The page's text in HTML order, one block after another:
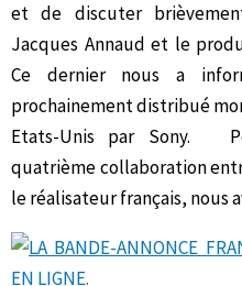
et de discuter
Jacques Annaud et le
Ce dernier nous a
prochainement distribué
Etats-Unis par Sony.
quatrième collaboration
le réalisateur français, nous